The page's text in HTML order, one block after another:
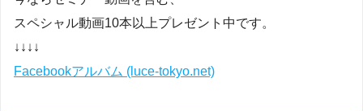
スペシャル動画10本以上プレゼント中です。
↓↓↓↓
Facebookアルバム (luce-tokyo.net)